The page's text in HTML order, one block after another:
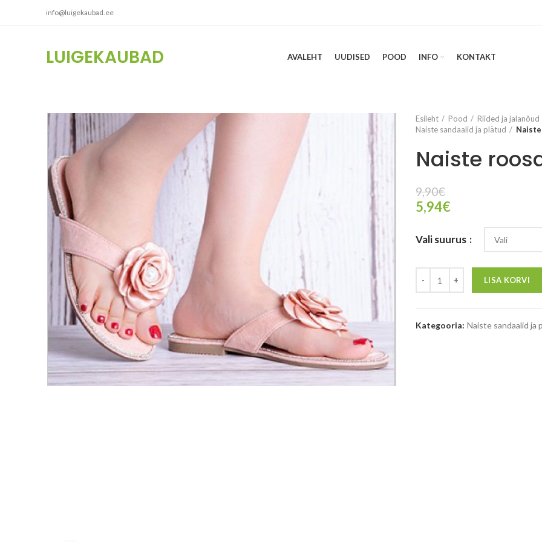
info@luigekaubad.ee
LUIGEKAUBAD AVALEHT UUDISED POOD INFO KONTAKT
Esileht Pood Riided ja jalanõud
Naiste sandaalid ja plätud
Naiste
9,90€
5,94€
Vali suurus
LISA KORVI
Kategooria: Naiste sandaalid ja